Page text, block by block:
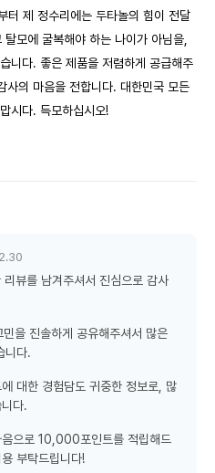
제 정수리에는 두타놀의 힘이 전달
모에 굴복해야 하는 나이가 아님을,
니다. 좋은 제품을 저렴하게 공급해주
사의 마음을 전합니다. 대한민국 모든
시다. 득모하십시오!
뷰를 남겨주셔서 진심으로 감사
을 진솔하게 공유해주셔서 많은
니다.
대한 경험담도 귀중한 정보로, 많
다.
으로 10,000포인트를 적립해드
부탁드립니다!